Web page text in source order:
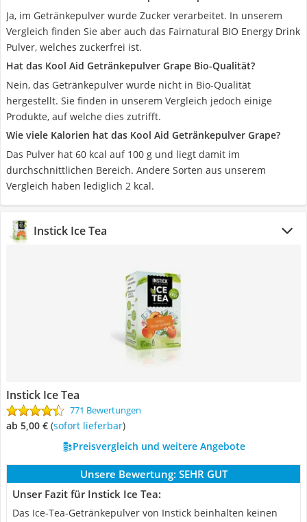
Ja, im Getränkepulver wurde Zucker verarbeitet. In unserem
Vergleich finden Sie aber auch das Fairnatural BIO Energy Drink
Pulver, welches zuckerfrei ist.
Hat das Kool Aid Getränkepulver Grape Bio-Qualität?
Nein, das Getränkepulver wurde nicht in Bio-Qualität
hergestellt. Sie finden in unserem Vergleich jedoch einige
Produkte, auf welche dies zutrifft.
Wie viele Kalorien hat das Kool Aid Getränkepulver Grape?
Das Pulver hat 60 kcal auf 100 g und liegt damit im
durchschnittlichen Bereich. Andere Sorten aus unserem
Vergleich haben lediglich 2 kcal.
Instick Ice Tea
Instick Ice Tea
771 Bewertungen
ab 5,00 € ( Sofort lieferbar)
Preisvergleich und weitere Angebote
Unsere Bewertung: SEHR GUT
Unser Fazit für Instick Ice Tea:
Das Ice-Tea-Getränkepulver von Instick beinhalten keinen